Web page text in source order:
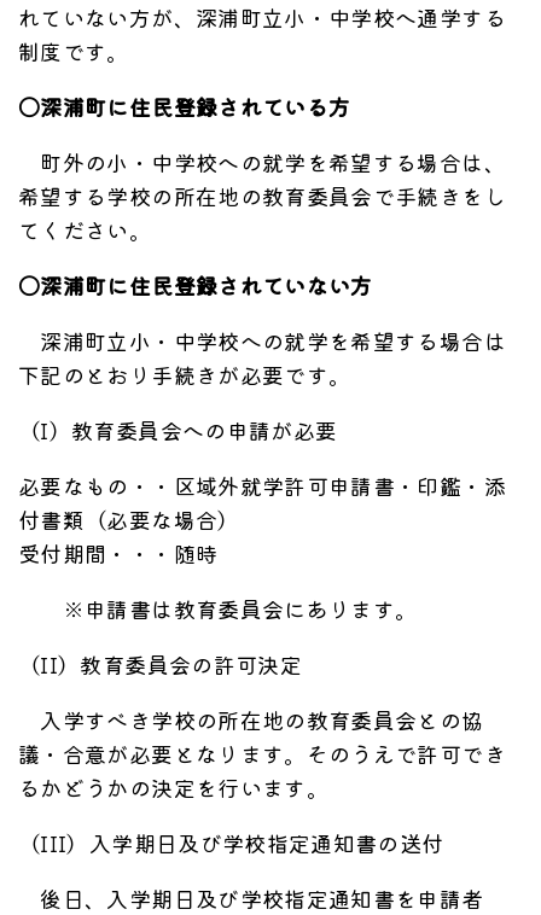
れていない方が、深浦町立小・中学校へ通学する
制度です。
〇深浦町に住民登録されている方
町外の小・中学校への就学を希望する場合は、
希望する学校の所在地の教育委員会で手続きをし
てください。
〇深浦町に住民登録されていない方
深浦町立小・中学校への就学を希望する場合は
下記のとおり手続きが必要です。
（I）教育委員会への申請が必要
必要なもの・・区域外就学許可申請書・印鑑・添
付書類（必要な場合）
受付期間・・・随時
※申請書は教育委員会にあります。
（II）教育委員会の許可決定
入学すべき学校の所在地の教育委員会との協
議・合意が必要となります。そのうえで許可でき
るかどうかの決定を行います。
（III）入学期日及び学校指定通知書の送付
後日、入学期日及び学校指定通知書を申請者